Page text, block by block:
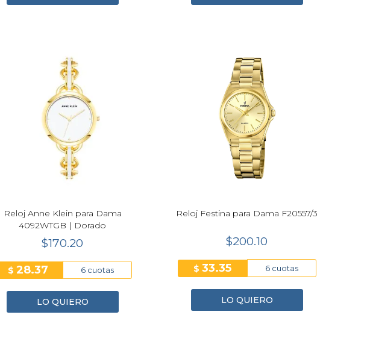
Reloj Anne Klein para Dama
4092WTGB | Dorado
$170.20
$ 28.37 6 cuotas
LO QUIERO
Reloj Festina para Dama F20557/3
$200.10
$ 33.35 6 cuotas
LO QUIERO